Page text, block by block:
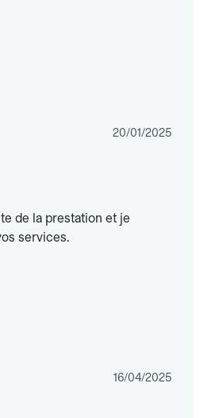
20/01/2025
de la prestation et je
services.
16/04/2025